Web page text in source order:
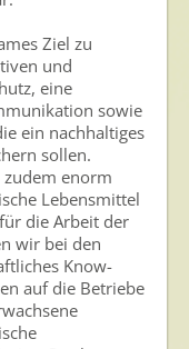
Ziel zu
und
eine
sowie
ein nachhaltiges
sollen.
enorm
Lebensmittel
die Arbeit der
wir bei den
Know-
auf die Betriebe